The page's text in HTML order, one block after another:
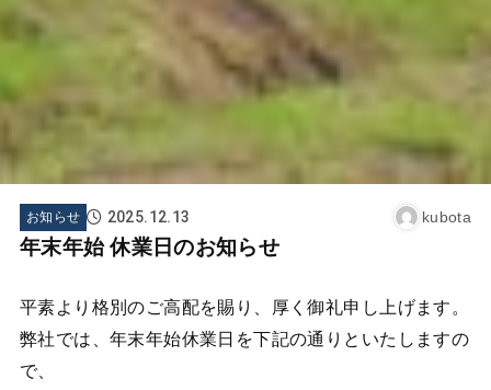
お知らせ 2025.12.13 kubota
年末年始 休業日のお知らせ
平素より格別のご高配を賜り、厚く御礼申し上げます。
弊社では、年末年始休業日を下記の通りといたしますの
で、